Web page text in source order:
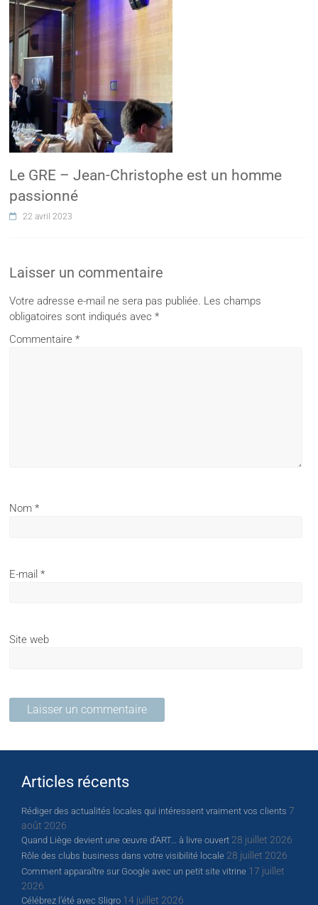
Le GRE – Jean-Christophe est un homme
passionné
22 avril 2023
Laisser un commentaire
Votre adresse e-mail ne sera pas publiée. Les champs
obligatoires sont indiqués avec*
Commentaire*
Nom*
E-mail*
Site web
Articles récents
Rédiger des actualités locales qui intéressent vraiment vos clients 7
août 2026
Quand Liège devient une œuvre d’ART… à livre ouvert 28 juillet 2026
Rôle des clubs business dans votre visibilité locale 28 juillet 2026
Comment apparaître sur Google avec un petit site vitrine 17 juillet
2026
Célébrez l’été avec Sligro 14 juillet 2026